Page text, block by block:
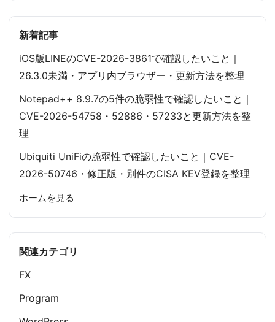
新着記事
iOS版LINEのCVE-2026-3861で確認したいこと｜
26.3.0未満・アプリ内ブラウザー・更新方法を整理
Notepad++ 8.9.7の5件の脆弱性で確認したいこと｜
CVE-2026-54758・52886・57233と更新方法を整
理
Ubiquiti UniFiの脆弱性で確認したいこと｜CVE-
2026-50746・修正版・別件のCISA KEV登録を整理
ホームを見る
関連カテゴリ
FX
Program